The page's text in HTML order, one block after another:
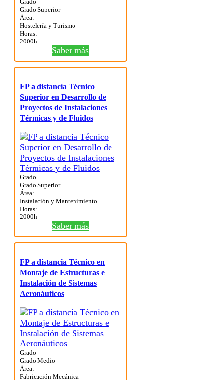
Grado:
Grado Superior
Área:
Hostelería y Turismo
Horas:
2000h
Saber más
FP a distancia Técnico
Superior en Desarrollo de
Proyectos de Instalaciones
Térmicas y de Fluidos
Grado:
Grado Superior
Área:
Instalación y Mantenimiento
Horas:
2000h
Saber más
FP a distancia Técnico en
Montaje de Estructuras e
Instalación de Sistemas
Aeronáuticos
Grado:
Grado Medio
Área:
Fabricación Mecánica